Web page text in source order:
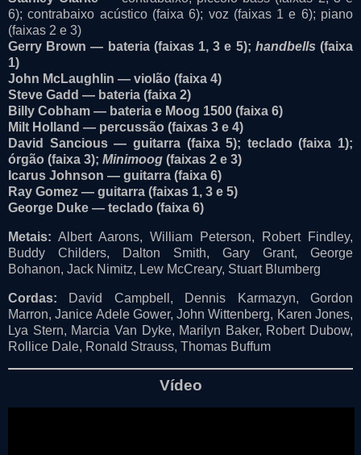
6); contrabaixo acústico (faixa 6); voz (faixas 1 e 6); piano
(faixas 2 e 3)
Gerry Brown — bateria (faixas 1, 3 e 5); handbells (faixa
1)
John McLaughlin — violão (faixa 4)
Steve Gadd — bateria (faixa 2)
Billy Cobham — bateria e Moog 1500 (faixa 6)
Milt Holland — percussão (faixas 3 e 4)
David Sancious— guitarra (faixa 5); teclado (faixa 1);
órgão (faixa 3); Minimoog (faixas 2 e 3)
Icarus Johnson — guitarra (faixa 6)
Ray Gomez — guitarra (faixas 1, 3 e 5)
George Duke — teclado (faixa 6)
Metais: Albert Aarons, William Peterson, Robert Findley,
Buddy Childers, Dalton Smith, Gary Grant, George
Bohanon, Jack Nimitz, Lew McCreary, Stuart Blumberg
Cordas: David Campbell, Dennis Karmazyn, Gordon
Marron, Janice Adele Gower, John Wittenberg, Karen Jones,
Lya Stern, Marcia Van Dyke, Marilyn Baker, Robert Dubow,
Rollice Dale, Ronald Strauss, Thomas Buffum
Vídeo